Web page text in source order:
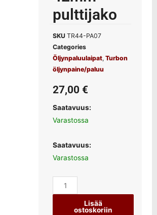
pulttijako
SKU TR44-PA07
Categories
Öljynpaluulaipat, Turbon
öljynpaine/paluu
27,00 €
Saatavuus:
Varastossa
Saatavuus:
Varastossa
Lisää
ostoskoriin